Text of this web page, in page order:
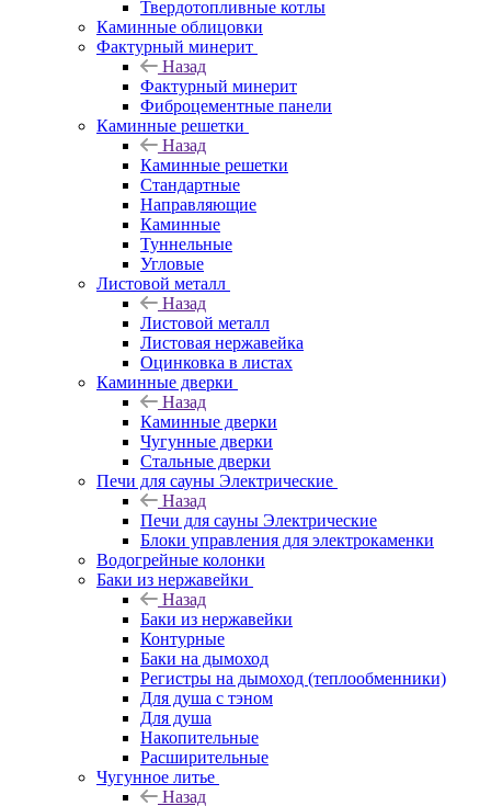
Твердотопливные котлы
Каминные облицовки
Фактурный минерит
Назад
Фактурный минерит
Фиброцементные панели
Каминные решетки
Назад
Каминные решетки
Стандартные
Направляющие
Каминные
Туннельные
Угловые
Листовой металл
Назад
Листовой металл
Листовая нержавейка
Оцинковка в листах
Каминные дверки
Назад
Каминные дверки
Чугунные дверки
Стальные дверки
Печи для сауны Электрические
Назад
Печи для сауны Электрические
Блоки управления для электрокаменки
Водогрейные колонки
Баки из нержавейки
Назад
Баки из нержавейки
Контурные
Баки на дымоход
Регистры на дымоход (теплообменники)
Для душа с тэном
Для душа
Накопительные
Расширительные
Чугунное литье
Назад